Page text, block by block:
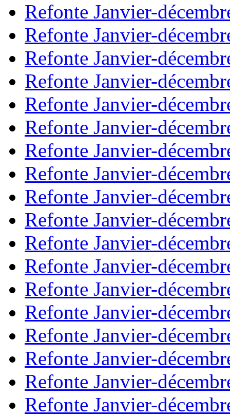
Refonte Janvier-
Refonte Janvier-
Refonte Janvier-
Refonte Janvier-
Refonte Janvier-
Refonte Janvier-
Refonte Janvier-
Refonte Janvier-
Refonte Janvier-
Refonte Janvier-
Refonte Janvier-
Refonte Janvier-
Refonte Janvier-
Refonte Janvier-
Refonte Janvier-
Refonte Janvier-
Refonte Janvier-
Refonte Janvier-